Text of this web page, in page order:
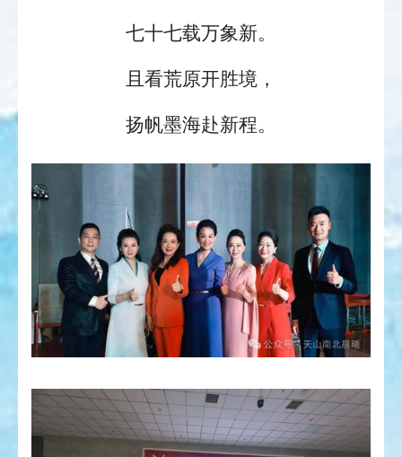
七十七载万象新。
且看荒原开胜境，
扬帆墨海赴新程。